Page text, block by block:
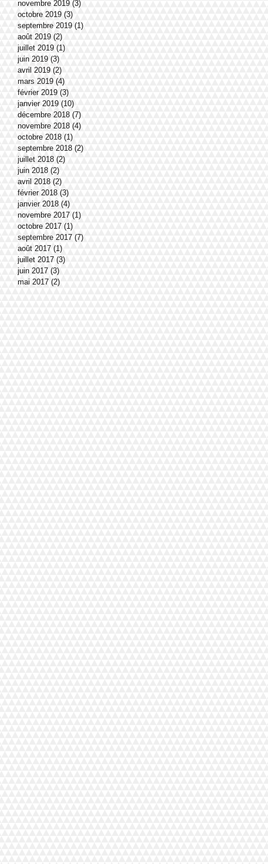
novembre 2019 (3)
octobre 2019 (3)
septembre 2019 (1)
août 2019 (2)
juillet 2019 (1)
juin 2019 (3)
avril 2019 (2)
mars 2019 (4)
février 2019 (3)
janvier 2019 (10)
décembre 2018 (7)
novembre 2018 (4)
octobre 2018 (1)
septembre 2018 (2)
juillet 2018 (2)
juin 2018 (2)
avril 2018 (2)
février 2018 (3)
janvier 2018 (4)
novembre 2017 (1)
octobre 2017 (1)
septembre 2017 (7)
août 2017 (1)
juillet 2017 (3)
juin 2017 (3)
mai 2017 (2)